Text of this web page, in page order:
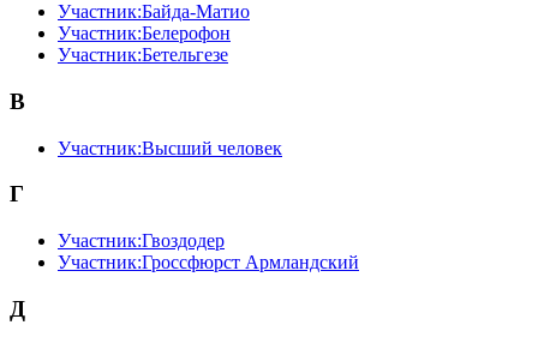
Участник:Байда-Матио
Участник:Белерофон
Участник:Бетельгезе
В
Участник:Высший человек
Г
Участник:Гвоздодер
Участник:Гроссфюрст Армландский
Д